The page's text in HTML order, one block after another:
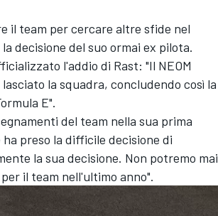
il team per cercare altre sfide nel
decisione del suo ormai ex pilota.
l'addio di Rast: "Il NEOM
la squadra, concludendo così la
E".
del team nella sua prima
ha preso la difficile decisione di
la sua decisione. Non potremo mai
il team nell'ultimo anno".